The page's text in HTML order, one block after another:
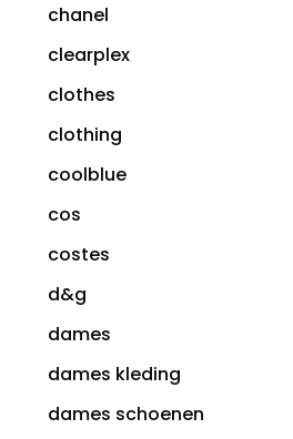
chanel
clearplex
clothes
clothing
coolblue
cos
costes
d&g
dames
dames kleding
dames schoenen